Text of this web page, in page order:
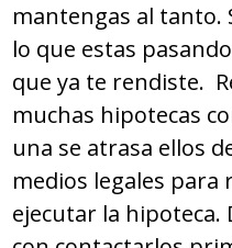
mantengas al tanto.
lo que estas
que ya te rendiste.
muchas hipotecas
una se atrasa ellos
medios legales
ejecutar la hipoteca.